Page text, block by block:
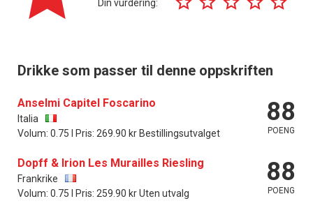
Din vurdering:
Drikke som passer til denne oppskriften
Anselmi Capitel Foscarino
Italia
Volum: 0.75 l Pris: 269.90 kr Bestillingsutvalget
88
POENG
Dopff & Irion Les Murailles Riesling
Frankrike
Volum: 0.75 l Pris: 259.90 kr Uten utvalg
88
POENG